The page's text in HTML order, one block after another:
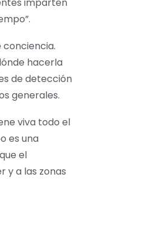
imparten
conciencia.
hacerla
de detección
generales.
viva todo el
es una
el
y a las zonas